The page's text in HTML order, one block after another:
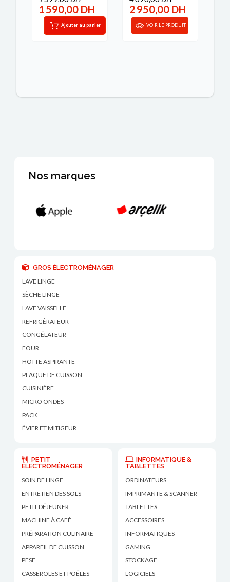
1 590,00 DH
Ajouter au panier
2 950,00 DH
VOIR LE PRODUIT
Nos marques
GROS ÉLECTROMÉNAGER
LAVE LINGE
SÈCHE LINGE
LAVE VAISSELLE
REFRIGÉRATEUR
CONGÉLATEUR
FOUR
HOTTE ASPIRANTE
PLAQUE DE CUISSON
CUISINIÈRE
MICRO ONDES
PACK
ÉVIER ET MITIGEUR
PETIT
ÉLECTROMÉNAGER
SOIN DE LINGE
ENTRETIEN DES SOLS
PETIT DÉJEUNER
MACHINE À CAFÉ
PRÉPARATION CULINAIRE
APPAREIL DE CUISSON
PESE
CASSEROLES ET POÊLES
INFORMATIQUE &
TABLETTES
ORDINATEURS
IMPRIMANTE & SCANNER
TABLETTES
ACCESSOIRES
INFORMATIQUES
GAMING
STOCKAGE
LOGICIELS